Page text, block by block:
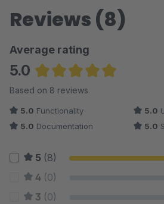
Reviews (8)
Average rating
5.0
Average rating of 5 out of 5
Based on 8 reviews
5.0 Functionality 5.0
5.0 Documentation 5.0
5 (8)
4 (0)
3 (0)